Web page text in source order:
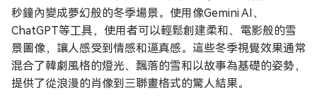
秒鐘內變成夢幻般的冬季場景。使用像Gemini AI、
ChatGPT等工具，使用者可以輕鬆創建柔和、電影般的雪
景圖像，讓人感受到情感和逼真感。這些冬季視覺效果通常
混合了韓劇風格的燈光、飄落的雪和以故事為基礎的姿勢，
提供了從浪漫的肖像到三聯畫格式的驚人結果。